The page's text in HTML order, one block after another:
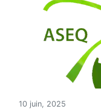
10 juin, 2025